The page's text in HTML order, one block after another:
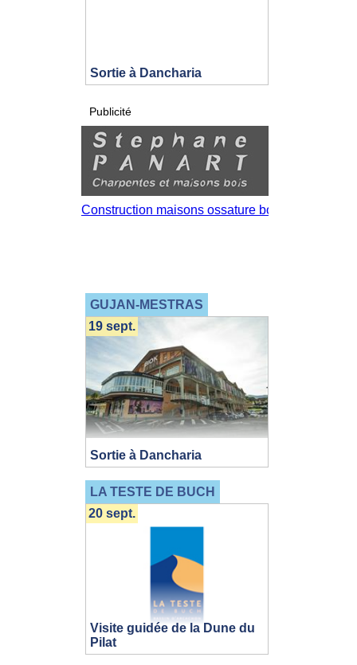
Sortie à Dancharia
Publicité
GUJAN-MESTRAS
Sortie à Dancharia
19 sept.
LA TESTE DE BUCH
Visite guidée de la Dune du
Pilat
20 sept.